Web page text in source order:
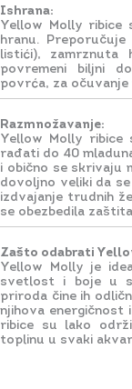
Ishrana:
Yellow Molly ribice
hranu.
listići), zamrznuta
povremeni biljni
povrća, za
Razmnožavanje:
Yellow Molly ribice
rađati do 40
i obično se skrivaju
dovoljno veliki da
izdvajanje trudnih
se obezbedila
Zašto odabrati
Yellow Molly je
svetlost i boje u
priroda čine ih
njihova energičnost
ribice su lako
toplinu u svaki